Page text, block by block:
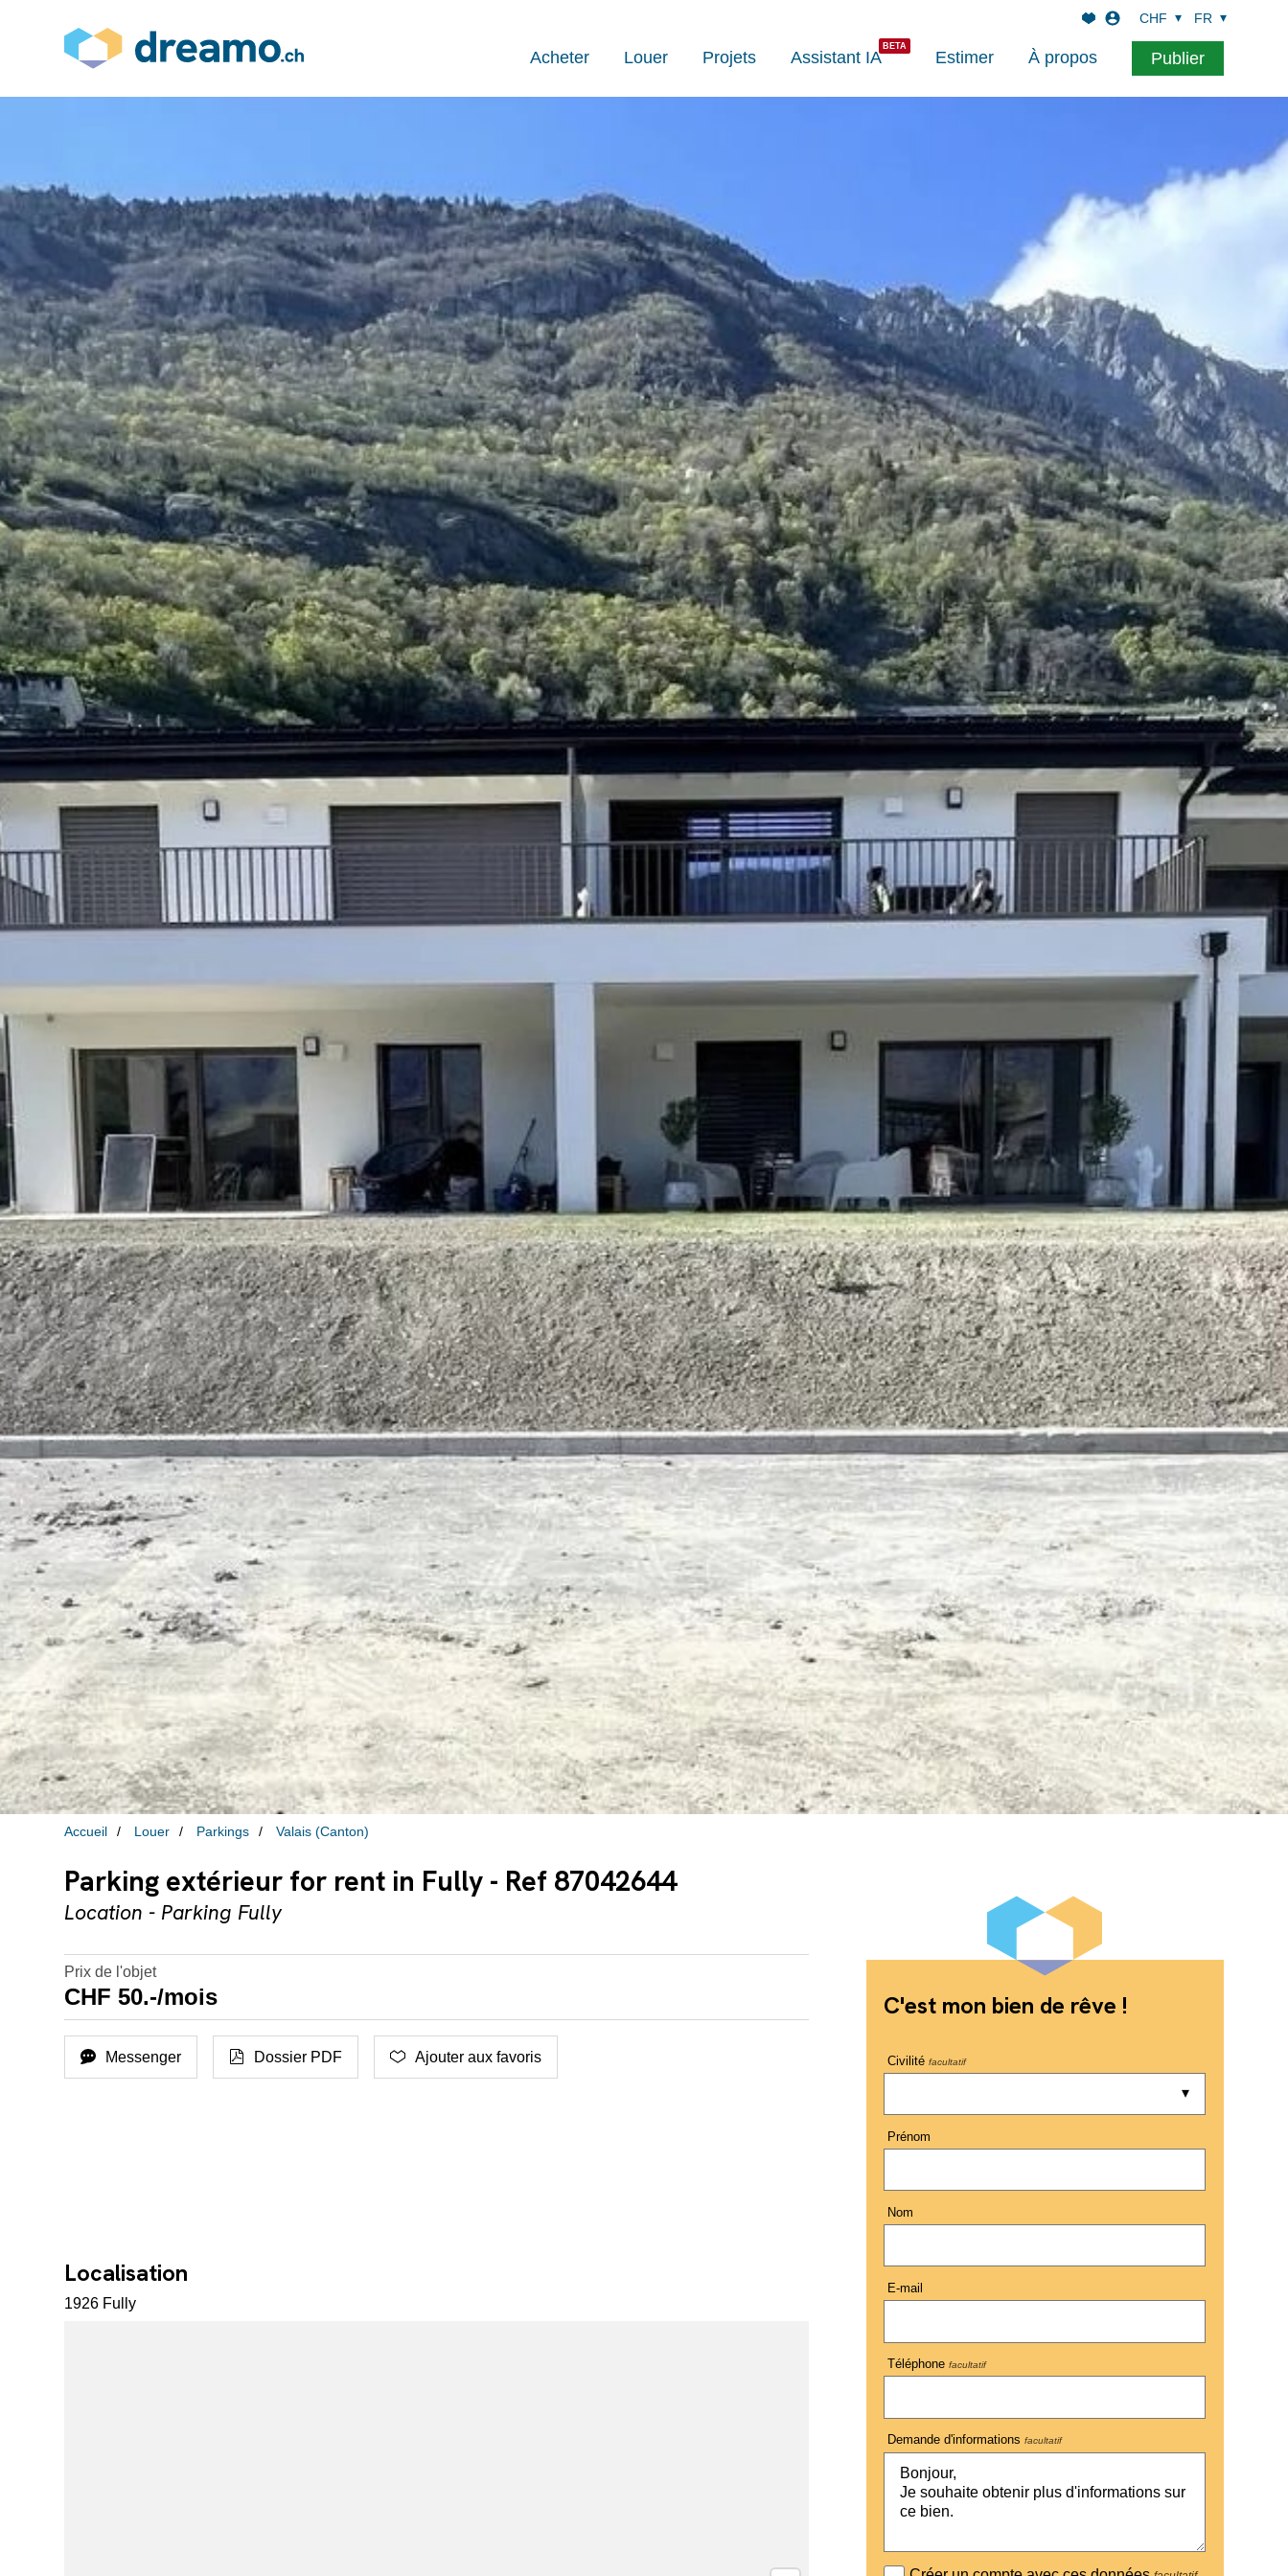
Acheter Louer Projets Assistant IA Estimer À propos Publier
CHF FR
Accueil Louer Parkings Valais (Canton)
Parking extérieur for rent in Fully - Ref 87042644
Location - Parking Fully
Prix de l'objet
CHF 50.-/mois
Messenger Dossier PDF Ajouter aux favoris
Localisation
1926 Fully
C'est mon bien de rêve !
Civilitéfacultatif
Prénom
Nom
E-mail
Téléphonefacultatif
Demande d'informationsfacultatif